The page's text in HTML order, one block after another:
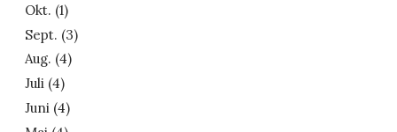
Okt. (1)
Sept. (3)
Aug. (4)
Juli (4)
Juni (4)